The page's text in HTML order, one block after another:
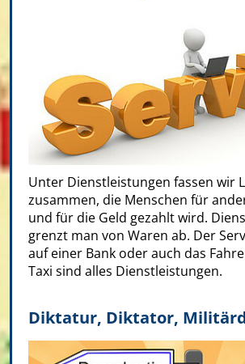
Unter Dienstleistungen fassen wir
zusammen, die Menschen für
und für die Geld gezahlt wird.
grenzt man von Waren ab. Der
auf einer Bank oder auch das
Taxi sind alles Dienstleistungen.
Diktatur, Diktator,